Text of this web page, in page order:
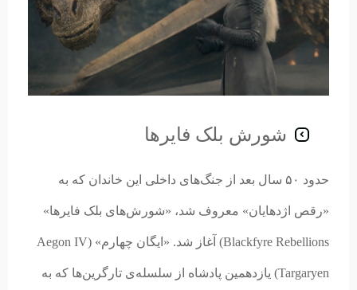
شورش بلک فایرها
حدود ۵۰ سال بعد از جنگ‌های داخلی این خاندان که به
«رقص اژدهایان» معروف شد، «شورش‌های بلک فایرها»
Blackfyre Rebellions) آغاز شد. «ایگان چهارم» (Aegon IV
Targaryen) یازدهمین پادشاه از سلسله‌ی تارگرین‌ها که به